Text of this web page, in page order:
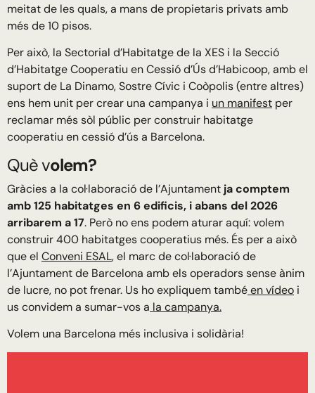
meitat de les quals, a mans de propietaris privats amb
més de 10 pisos.
Per això, la Sectorial d’Habitatge de la XES i la Secció
d’Habitatge Cooperatiu en Cessió d’Ús d’Habicoop, amb el
suport de La Dinamo, Sostre Cívic i Coòpolis (entre altres)
ens hem unit per crear una campanya i un manifest per
reclamar més sòl públic per construir habitatge
cooperatiu en cessió d’ús a Barcelona.
Què volem?
Gràcies a la col·laboració de l’Ajuntament ja comptem
amb 125 habitatges en 6 edificis, i abans del 2026
arribarem a 17. Però no ens podem aturar aquí: volem
construir 400 habitatges cooperatius més. És per a això
que el Conveni ESAL, el marc de col·laboració de
l’Ajuntament de Barcelona amb els operadors sense ànim
de lucre, no pot frenar. Us ho expliquem tambéen vídeo i
us convidem a sumar-vos a la campanya.
Volem una Barcelona més inclusiva i solidària!